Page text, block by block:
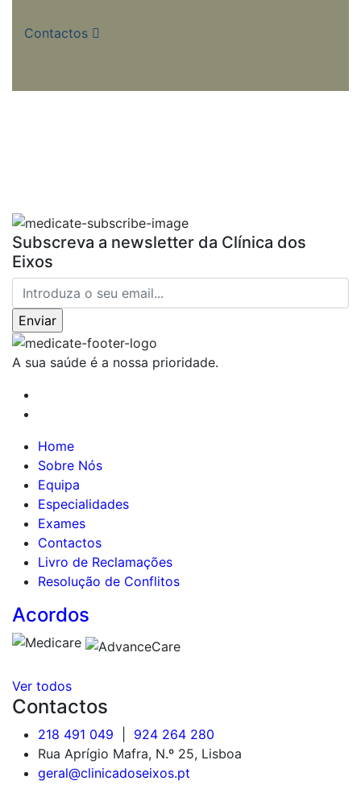
Contactos
Subscreva a newsletter da Clínica dos
Eixos
A sua saúde é a nossa prioridade.
Home
Sobre Nós
Equipa
Especialidades
Exames
Contactos
Livro de Reclamações
Resolução de Conflitos
Acordos
Ver todos
Contactos
218 491 049
924 264 280
Rua Aprígio Mafra, N.º 25, Lisboa
geral@clinicadoseixos.pt